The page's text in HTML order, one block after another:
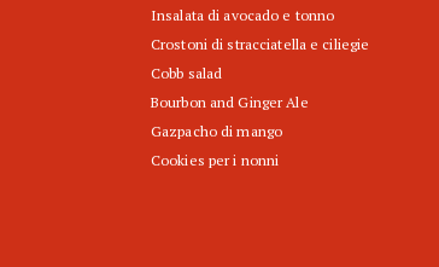
Insalata di avocado e tonno
Crostoni di stracciatella e ciliegie
Cobb salad
Bourbon and Ginger Ale
Gazpacho di mango
Cookies per i nonni